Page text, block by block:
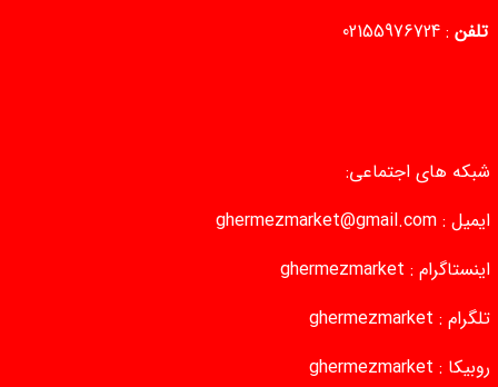
تلفن :
02155976724
شبکه های اجتماعی:
ایمیل : ghermezmarket@gmail.com
اینستاگرام : ghermezmarket
تلگرام : ghermezmarket
روبیکا : ghermezmarket